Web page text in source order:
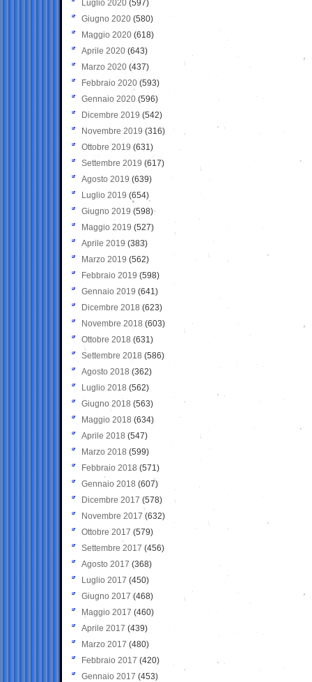
Luglio 2020 (597)
Giugno 2020 (580)
Maggio 2020 (618)
Aprile 2020 (643)
Marzo 2020 (437)
Febbraio 2020 (593)
Gennaio 2020 (596)
Dicembre 2019 (542)
Novembre 2019 (316)
Ottobre 2019 (631)
Settembre 2019 (617)
Agosto 2019 (639)
Luglio 2019 (654)
Giugno 2019 (598)
Maggio 2019 (527)
Aprile 2019 (383)
Marzo 2019 (562)
Febbraio 2019 (598)
Gennaio 2019 (641)
Dicembre 2018 (623)
Novembre 2018 (603)
Ottobre 2018 (631)
Settembre 2018 (586)
Agosto 2018 (362)
Luglio 2018 (562)
Giugno 2018 (563)
Maggio 2018 (634)
Aprile 2018 (547)
Marzo 2018 (599)
Febbraio 2018 (571)
Gennaio 2018 (607)
Dicembre 2017 (578)
Novembre 2017 (632)
Ottobre 2017 (579)
Settembre 2017 (456)
Agosto 2017 (368)
Luglio 2017 (450)
Giugno 2017 (468)
Maggio 2017 (460)
Aprile 2017 (439)
Marzo 2017 (480)
Febbraio 2017 (420)
Gennaio 2017 (453)